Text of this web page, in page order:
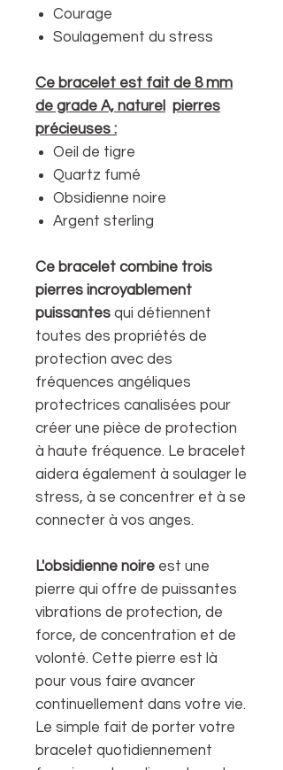
Courage
Soulagement du stress
Ce bracelet est fait de 8 mm
de grade A, naturel
pierres
précieuses :
Oeil de tigre
Quartz fumé
Obsidienne noire
Argent sterling
Ce bracelet combine trois
pierres incroyablement
puissantes qui détiennent
toutes des propriétés de
protection avec des
fréquences angéliques
protectrices canalisées pour
créer une pièce de protection
à haute fréquence. Le bracelet
aidera également à soulager le
stress, à se concentrer et à se
connecter à vos anges.
L'obsidienne noire est une
pierre qui offre de puissantes
vibrations de protection, de
force, de concentration et de
volonté. Cette pierre est là
pour vous faire avancer
continuellement dans votre vie.
Le simple fait de porter votre
bracelet quotidiennement